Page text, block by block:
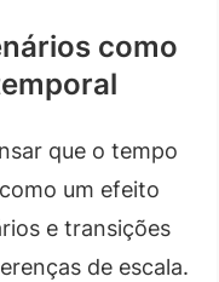
como
que o tempo
um efeito
e transições
de escala.